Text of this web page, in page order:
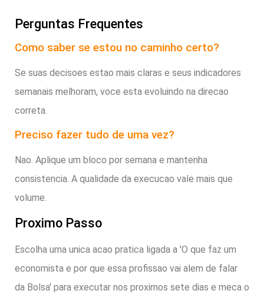
Perguntas Frequentes
Como saber se estou no caminho certo?
Se suas decisoes estao mais claras e seus indicadores
semanais melhoram, voce esta evoluindo na direcao
correta.
Preciso fazer tudo de uma vez?
Nao. Aplique um bloco por semana e mantenha
consistencia. A qualidade da execucao vale mais que
volume.
Proximo Passo
Escolha uma unica acao pratica ligada a 'O que faz um
economista e por que essa profissao vai alem de falar
da Bolsa' para executar nos proximos sete dias e meca o